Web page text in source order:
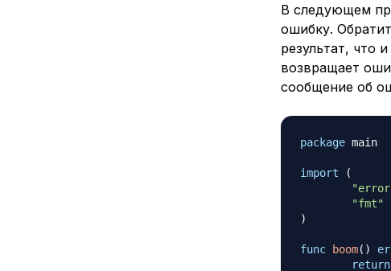
В следующем
ошибку.
результат, что
возвращает
сообщение об
package main
import
(
"fmt"
)
func boom( )
return